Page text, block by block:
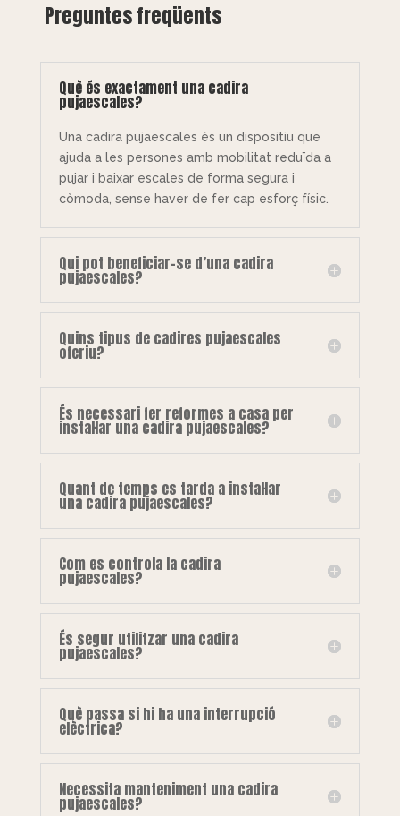
Preguntes freqüents
Què és exactament una cadira
pujaescales?
Una cadira pujaescales és un dispositiu que
ajuda a les persones amb mobilitat reduïda a
pujar i baixar escales de forma segura i
còmoda, sense haver de fer cap esforç físic.
Qui pot beneficiar-se d’una cadira
pujaescales?
Quins tipus de cadires pujaescales
oferiu?
És necessari fer reformes a casa per
instal·lar una cadira pujaescales?
Quant de temps es tarda a instal·lar
una cadira pujaescales?
Com es controla la cadira
pujaescales?
És segur utilitzar una cadira
pujaescales?
Què passa si hi ha una interrupció
elèctrica?
Necessita manteniment una cadira
pujaescales?